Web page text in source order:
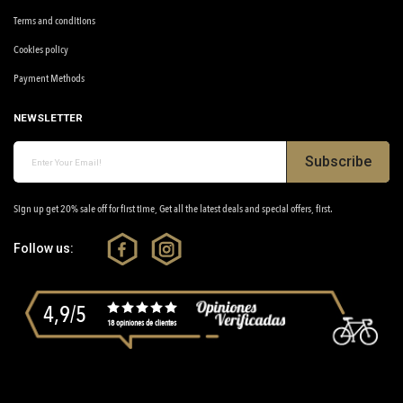
Terms and conditions
Cookies policy
Payment Methods
NEWSLETTER
Subscribe
Sign up get 20% sale off for first time, Get all the latest deals and special offers, first.
Follow us:
4,9/5 18 opiniones de clientes